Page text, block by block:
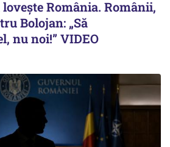
România. Românii,
Bolojan: „Să
nu noi!” VIDEO